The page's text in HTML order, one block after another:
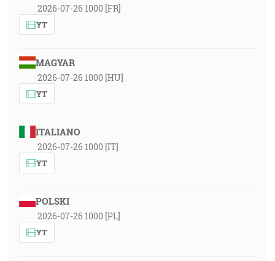
2026-07-26 1000 [FR]
YT
MAGYAR
2026-07-26 1000 [HU]
YT
ITALIANO
2026-07-26 1000 [IT]
YT
POLSKI
2026-07-26 1000 [PL]
YT